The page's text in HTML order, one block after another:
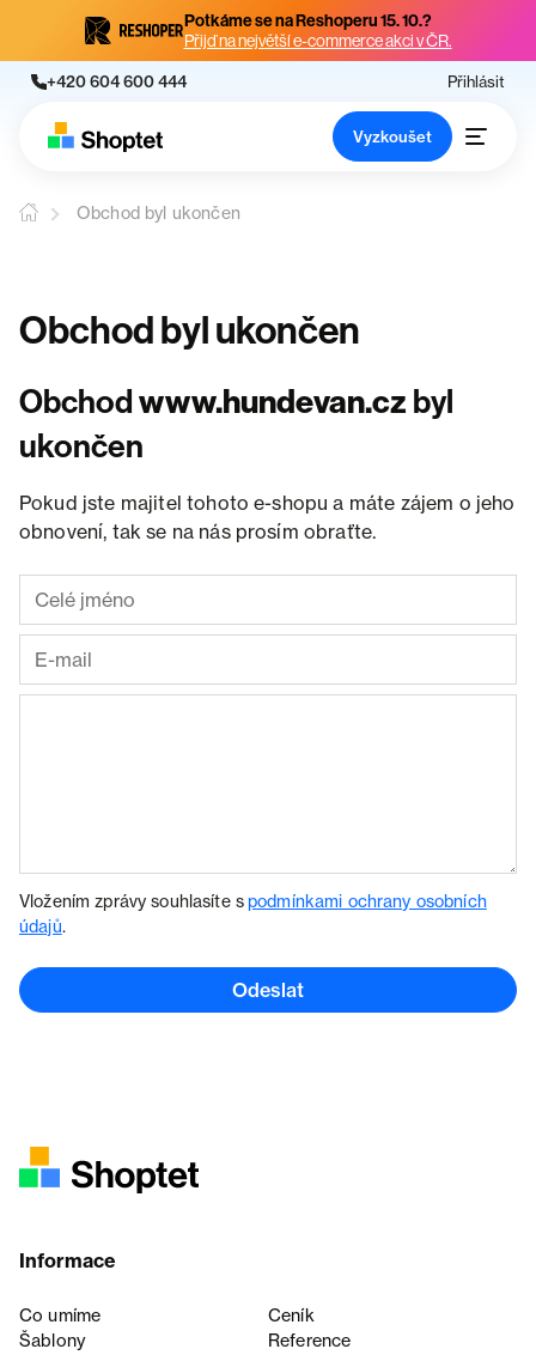
Potkáme se na Reshoperu 15. 10.?
Přijď na největší e-commerce akci v ČR.
+420 604 600 444 Přihlásit
Vyzkoušet
Obchod byl ukončen
Obchod byl ukončen
Obchodwww.hundevan.cz byl
ukončen
Pokud jste majitel tohoto e-shopu a máte zájem o jeho
obnovení, tak se na nás prosím obraťte.
Vložením zprávy souhlasíte spodmínkami ochrany osobních
údajů.
Odeslat
Informace
Co umíme
Ceník
Šablony
Reference